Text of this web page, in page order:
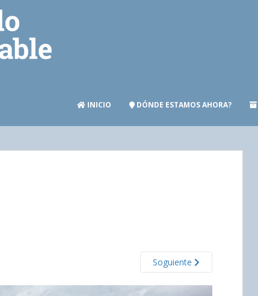
INICIO DÓNDE ESTAMOS AHORA?
Soguiente